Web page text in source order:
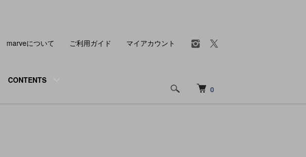
0
CONTENTS
marveについて ご利用ガイド マイアカウント